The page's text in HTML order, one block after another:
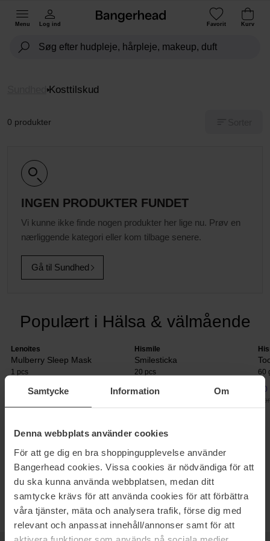
Samtycke Information Om
Denna webbplats använder cookies
För att ge dig en bra shoppingupplevelse använder
Bangerhead cookies. Vissa cookies är nödvändiga för att
du ska kunna använda webbplatsen, medan ditt
samtycke krävs för att använda cookies för att förbättra
våra tjänster, mäta och analysera trafik, förse dig med
relevant och anpassat innehåll/annonser samt för att
Menu Log ind Favorit Kurv
Kosttilskud
0 produkter
INGEN PRODUKTER FUNDET
Vi kunne ikke finde nogen produkter her lige nu. Prøv en
nærliggende kategori eller kom tilbage senere.
Gå til Sundhed
Populært i Hälsa & välmående
Lenoites
Mulberry Sleep Mask
1 pcs
292 kr
Hismile
Smilesticka
20 pcs
63 kr
60
KOSTTILSKUD
Tilfør huden fugt inde fra, forebyg rynker og øg blødheden og
elasticiteten med hjælp fra kosttilskud. Flere af vores kosttilskud
består af naturlige ingredienser og har alle dokumenteret effekt.